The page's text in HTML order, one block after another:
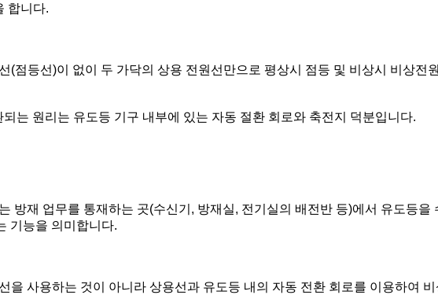
합니다.
(점등선)이 없이 두 가닥의 상용 전원선만으로 평상시 점등 및 비상시 비상전
는 원리는 유도등 기구 내부에 있는 자동 절환 회로와 축전지 덕분입니다.
방재 업무를 통재하는 곳(수신기, 방재실, 전기실의 배전반 등)에서 유도등을
기능을 의미합니다.
을 사용하는 것이 아니라 상용선과 유도등 내의 자동 전환 회로를 이용하여 비